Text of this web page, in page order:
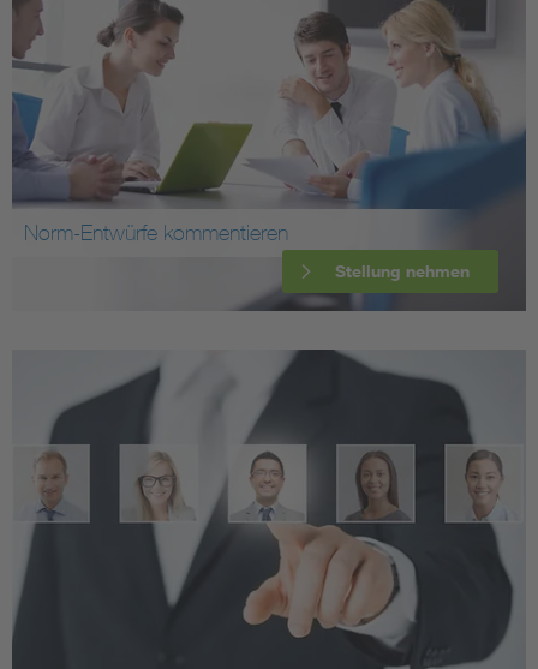
Norm-Entwürfe kommentieren
Stellung nehmen